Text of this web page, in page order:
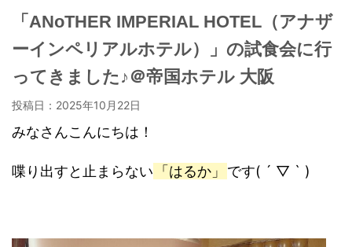
「ANoTHER IMPERIAL HOTEL（アナザ
ーインペリアルホテル）」の試食会に行
ってきました♪＠帝国ホテル 大阪
投稿日： 2025年10月22日
みなさんこんにちは！
喋り出すと止まらない 「はるか」 です( ´ ▽ ` )